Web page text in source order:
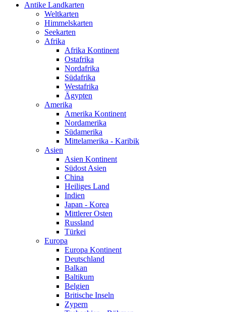
Antike Landkarten
Weltkarten
Himmelskarten
Seekarten
Afrika
Afrika Kontinent
Ostafrika
Nordafrika
Südafrika
Westafrika
Ägypten
Amerika
Amerika Kontinent
Nordamerika
Südamerika
Mittelamerika - Karibik
Asien
Asien Kontinent
Südost Asien
China
Heiliges Land
Indien
Japan - Korea
Mittlerer Osten
Russland
Türkei
Europa
Europa Kontinent
Deutschland
Balkan
Baltikum
Belgien
Britische Inseln
Zypern